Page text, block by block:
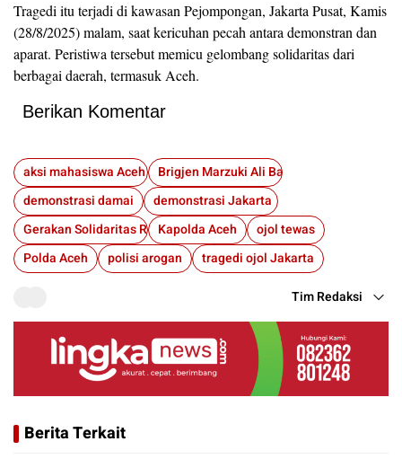
Tragedi itu terjadi di kawasan Pejompongan, Jakarta Pusat, Kamis
(28/8/2025) malam, saat kericuhan pecah antara demonstran dan
aparat. Peristiwa tersebut memicu gelombang solidaritas dari
berbagai daerah, termasuk Aceh.
Berikan Komentar
aksi mahasiswa Aceh
Brigjen Marzuki Ali Basyah
demonstrasi damai
demonstrasi Jakarta
Gerakan Solidaritas Rakyat Aceh
Kapolda Aceh
ojol tewas
Polda Aceh
polisi arogan tragedi ojol Jakarta
Tim Redaksi
Berita Terkait